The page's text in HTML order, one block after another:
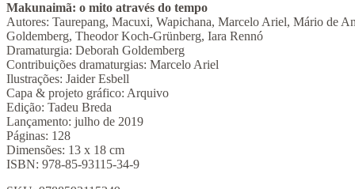
Makunaimã: o mito através do tempo
Autores: Taurepang, Macuxi, Wapichana, Marcelo Ariel, Mário de
Goldemberg, Theodor Koch-Grünberg, Iara Rennó
Dramaturgia: Deborah Goldemberg
Contribuições dramaturgias: Marcelo Ariel
Ilustrações: Jaider Esbell
Capa & projeto gráfico: Arquivo
Edição: Tadeu Breda
Lançamento: julho de 2019
Páginas: 128
Dimensões: 13 x 18 cm
ISBN: 978-85-93115-34-9